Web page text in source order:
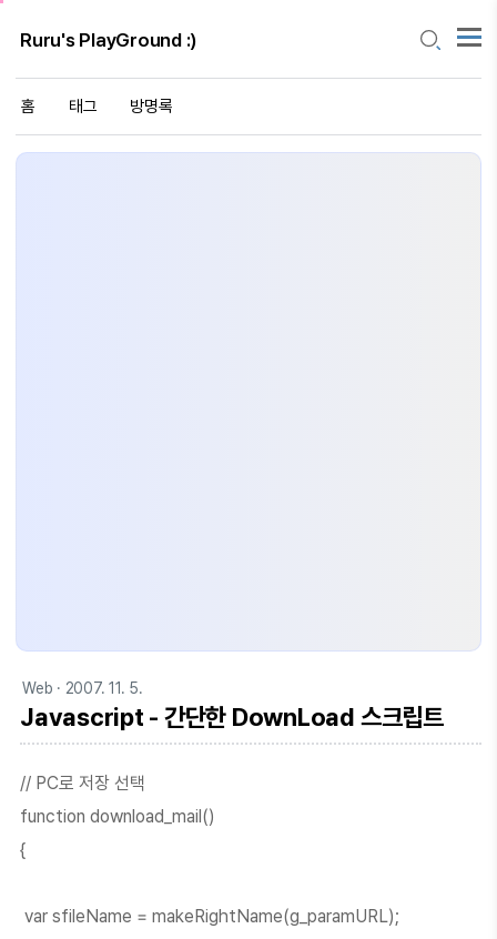
Ruru's PlayGround :)
홈 태그 방명록
Web · 2007. 11. 5.
Javascript - 간단한 DownLoad 스크립트
// PC로 저장 선택
function download_mail()
{
var sfileName = makeRightName(g_paramURL);